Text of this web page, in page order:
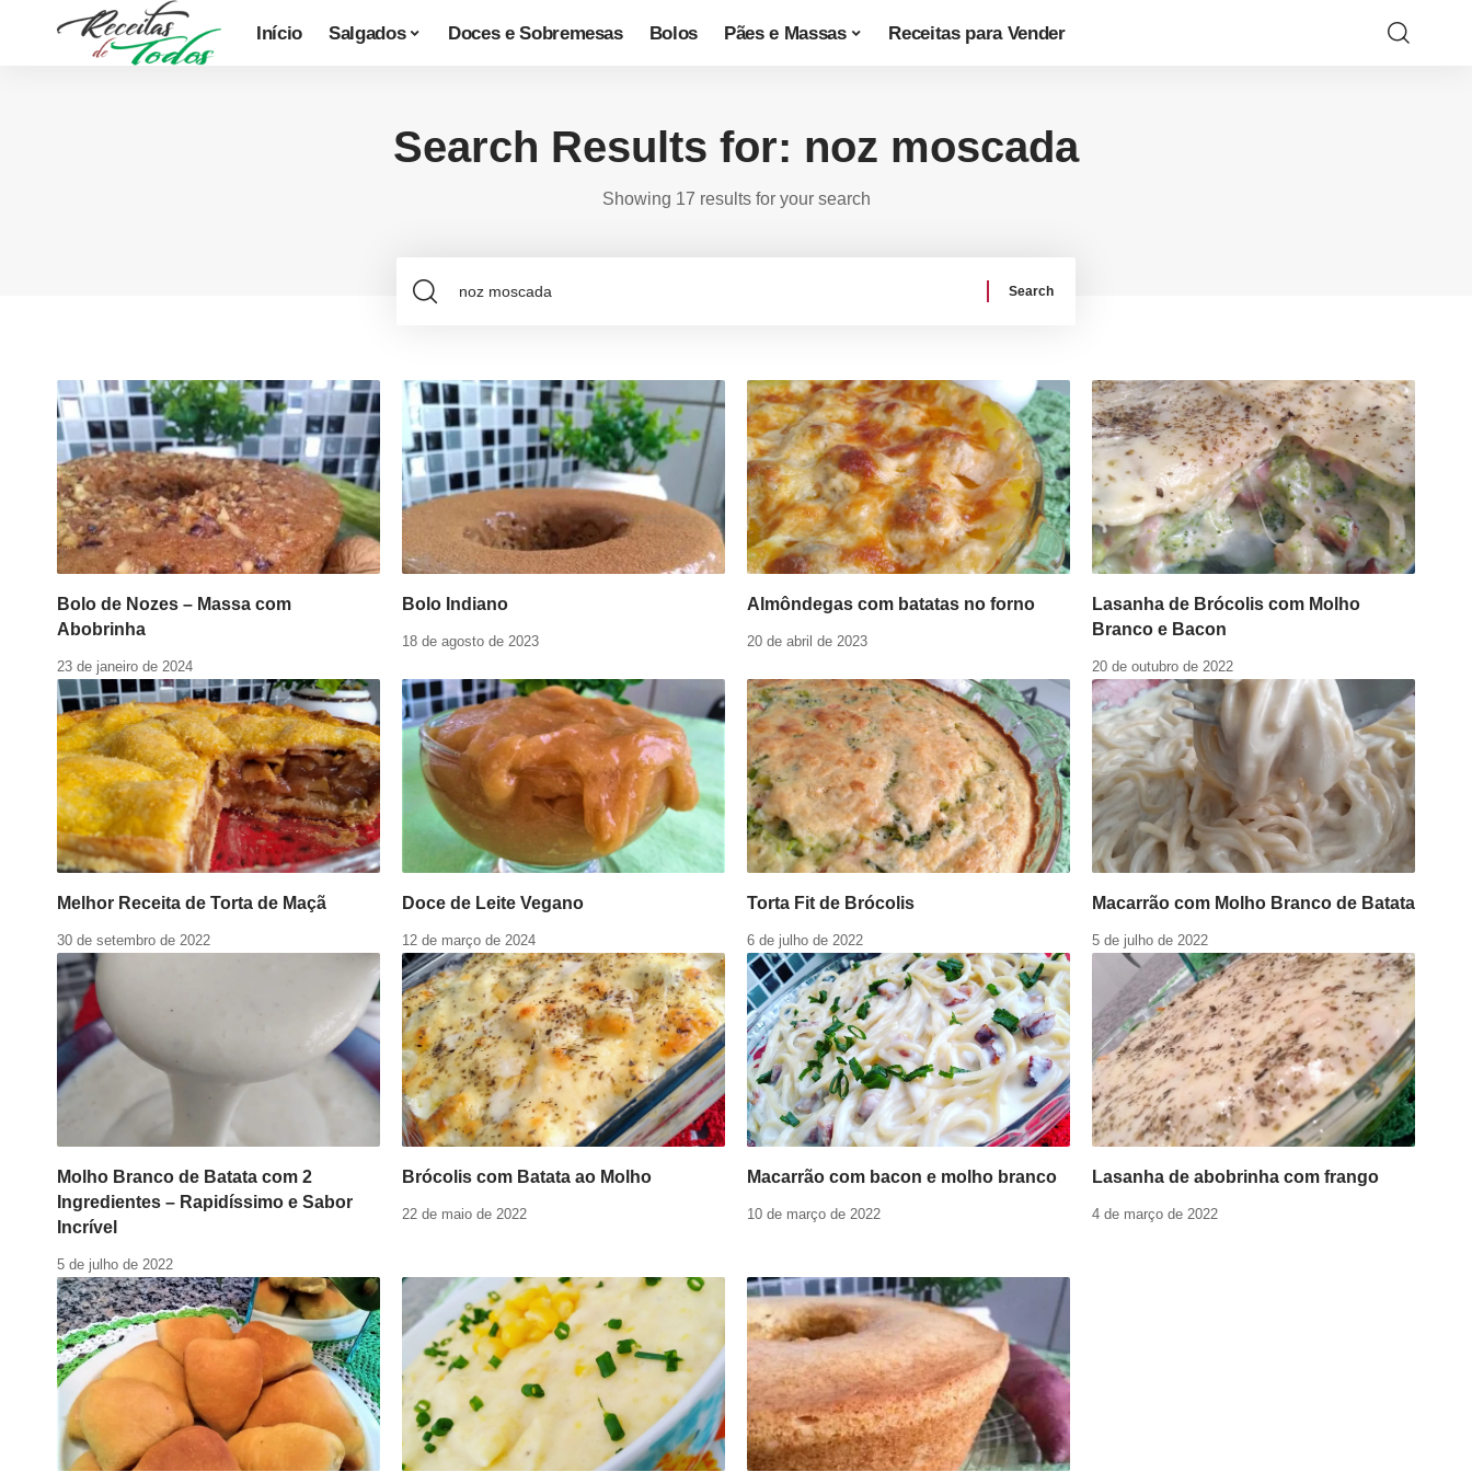
Início Salgados Doces e Sobremesas Bolos Pães e Massas Receitas para Vender
Search Results for: noz moscada
Showing 17 results for your search
Bolo de Nozes – Massa com
Abobrinha
23 de janeiro de 2024
Bolo Indiano
18 de agosto de 2023
Almôndegas com batatas no forno
20 de abril de 2023
Lasanha de Brócolis com Molho
Branco e Bacon
20 de outubro de 2022
Melhor Receita de Torta de Maçã
30 de setembro de 2022
Doce de Leite Vegano
12 de março de 2024
Torta Fit de Brócolis
6 de julho de 2022
Macarrão com Molho Branco de Batata
5 de julho de 2022
Molho Branco de Batata com 2
Ingredientes – Rapidíssimo e Sabor
Incrível
5 de julho de 2022
Brócolis com Batata ao Molho
22 de maio de 2022
Macarrão com bacon e molho branco
10 de março de 2022
Lasanha de abobrinha com frango
4 de março de 2022